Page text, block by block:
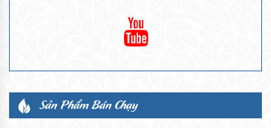
Sản Phẩm Bán Chạy